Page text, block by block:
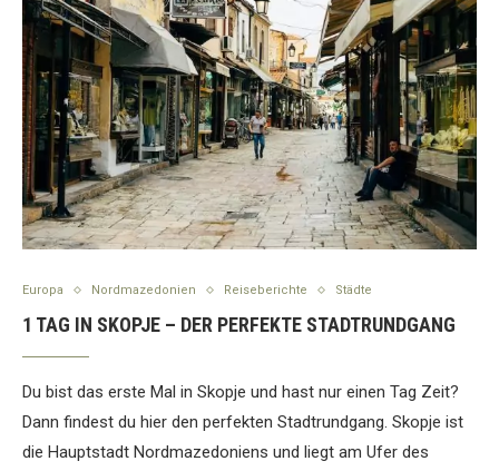
Europa Nordmazedonien Reiseberichte Städte
1 TAG IN SKOPJE – DER PERFEKTE STADTRUNDGANG
Du bist das erste Mal in Skopje und hast nur einen Tag Zeit?
Dann findest du hier den perfekten Stadtrundgang. Skopje ist
die Hauptstadt Nordmazedoniens und liegt am Ufer des